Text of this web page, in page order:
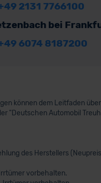
2131 7766100
bei
6074 8187200
können dem Leitfaden
"Deutschen Automobil
des Herstellers
vorbehalten.